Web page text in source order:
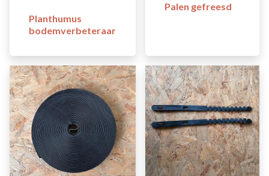
Planthumus
bodemverbeteraar
Palen gefreesd